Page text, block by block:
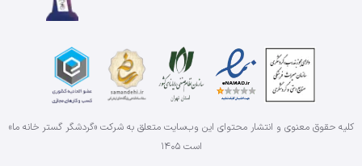
کلیه حقوق معنوی و انتشار محتوای این وب‌سایت متعلق به شرکت «گردشگر گستر خانه ما»
است۱۴۰۵